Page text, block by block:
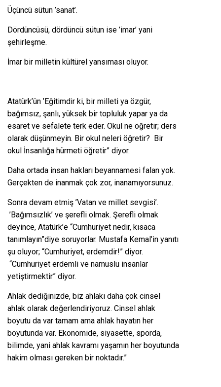
Üçüncü sütun ’sanat’.
Dördüncüsü, dördüncü sütun ise ’imar’ yani
şehirleşme.
İmar bir milletin kültürel yansıması oluyor.
Atatürk’ün ’Eğitimdir ki, bir milleti ya özgür,
bağımsız, şanlı, yüksek bir topluluk yapar ya da
esaret ve sefalete terk eder. Okul ne öğretir; ders
olarak düşünmeyin. Bir okul neleri öğretir? Bir
okul İnsanlığa hürmeti öğretir” diyor.
Daha ortada insan hakları beyannamesi falan yok.
Gerçekten de inanmak çok zor, inanamıyorsunuz.
Sonra devam etmiş ’Vatan ve millet sevgisi’.
’Bağımsızlık’ ve şerefli olmak. Şerefli olmak
deyince, Atatürk’e “Cumhuriyet nedir, kısaca
tanımlayın”diye soruyorlar. Mustafa Kemal’in yanıtı
şu oluyor; “Cumhuriyet, erdemdir!” diyor.
“Cumhuriyet erdemli ve namuslu insanlar
yetiştirmektir” diyor.
Ahlak dediğinizde, biz ahlakı daha çok cinsel
ahlak olarak değerlendiriyoruz. Cinsel ahlak
boyutu da var tamam ama ahlak hayatın her
boyutunda var. Ekonomide, siyasette, sporda,
bilimde, yani ahlak kavramı yaşamın her boyutunda
hakim olması gereken bir noktadır.”